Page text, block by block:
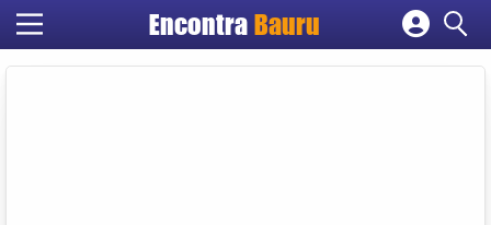
Encontra Bauru
Cadastrar empresa